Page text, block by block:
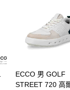
ECCO 男 GOLF
STREET 720 高